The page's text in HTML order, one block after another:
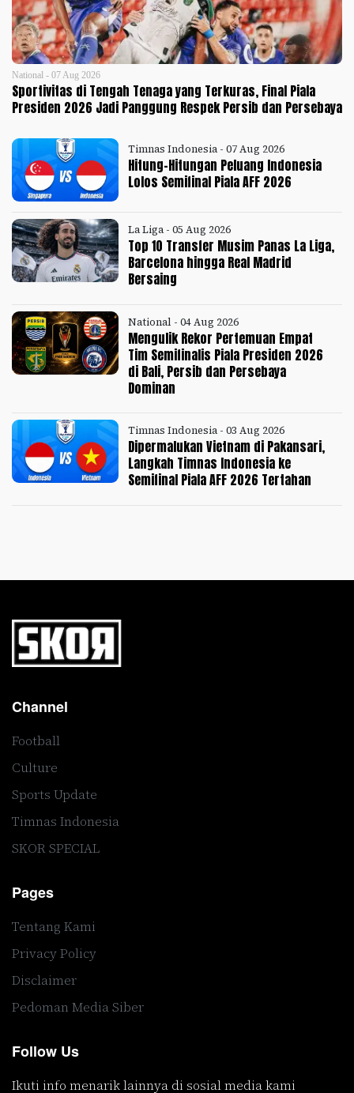
National - 07 Aug 2026
Sportivitas di Tengah Tenaga yang Terkuras, Final Piala
Presiden 2026 Jadi Panggung Respek Persib dan Persebaya
Timnas Indonesia - 07 Aug 2026
Hitung-Hitungan Peluang Indonesia
Lolos Semifinal Piala AFF 2026
La Liga - 05 Aug 2026
Top 10 Transfer Musim Panas La Liga,
Barcelona hingga Real Madrid
Bersaing
National - 04 Aug 2026
Mengulik Rekor Pertemuan Empat
Tim Semifinalis Piala Presiden 2026
di Bali, Persib dan Persebaya
Dominan
Timnas Indonesia - 03 Aug 2026
Dipermalukan Vietnam di Pakansari,
Langkah Timnas Indonesia ke
Semifinal Piala AFF 2026 Tertahan
Channel
Football
Culture
Sports Update
Timnas Indonesia
SKOR SPECIAL
Pages
Tentang Kami
Privacy Policy
Disclaimer
Pedoman Media Siber
Follow Us
Ikuti info menarik lainnya di sosial media kami